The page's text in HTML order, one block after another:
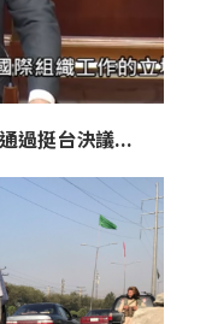
過挺台決議...